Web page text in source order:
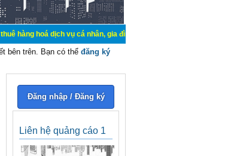
dịch vụ cá nhân, gia đình. Mua bán, ký gửi, cho thuê thiết bị
bên trên. Bạn có thể đăng ký
Đăng nhập / Đăng ký
Liên hệ quảng cáo 1